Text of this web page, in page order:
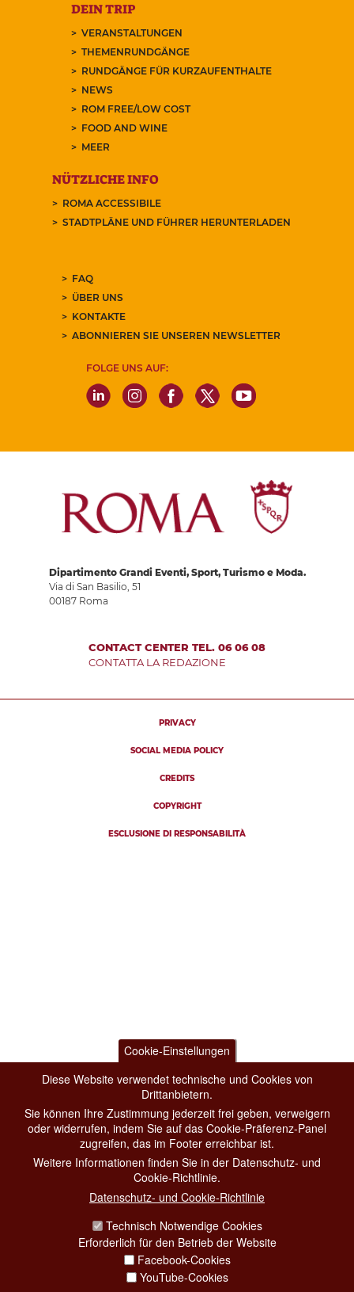
DEIN TRIP
VERANSTALTUNGEN
THEMENRUNDGÄNGE
RUNDGÄNGE FÜR KURZAUFENTHALTE
NEWS
ROM FREE/LOW COST
FOOD AND WINE
MEER
NÜTZLICHE INFO
ROMA ACCESSIBILE
STADTPLÄNE UND FÜHRER HERUNTERLADEN
FAQ
ÜBER UNS
KONTAKTE
ABONNIEREN SIE UNSEREN NEWSLETTER
FOLGE UNS AUF:
Dipartimento Grandi Eventi, Sport, Turismo e Moda.
Via di San Basilio, 51
00187 Roma
CONTACT CENTER TEL. 06 06 08
CONTATTA LA REDAZIONE
PRIVACY
SOCIAL MEDIA POLICY
CREDITS
COPYRIGHT
ESCLUSIONE DI RESPONSABILITÀ
Cookie-Einstellungen
Diese Website verwendet technische und Cookies von
Drittanbietern.
Sie können Ihre Zustimmung jederzeit frei geben, verweigern
oder widerrufen, indem Sie auf das Cookie-Präferenz-Panel
zugreifen, das im Footer erreichbar ist.
Weitere Informationen finden Sie in der Datenschutz- und
Cookie-Richtlinie.
Datenschutz- und Cookie-Richtlinie
Technisch Notwendige Cookies
Erforderlich für den Betrieb der Website
Facebook-Cookies
YouTube-Cookies